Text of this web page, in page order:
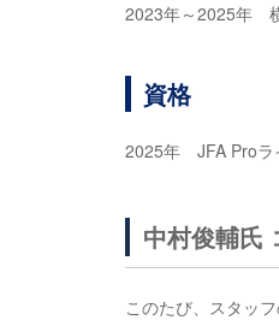
2023年～2025年
資格
2025年 JFA Proラ
中村俊輔氏
このたび、スタッ